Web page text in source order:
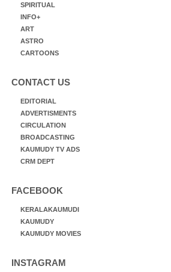
SPIRITUAL
INFO+
ART
ASTRO
CARTOONS
CONTACT US
EDITORIAL
ADVERTISMENTS
CIRCULATION
BROADCASTING
KAUMUDY TV ADS
CRM DEPT
FACEBOOK
KERALAKAUMUDI
KAUMUDY
KAUMUDY MOVIES
INSTAGRAM